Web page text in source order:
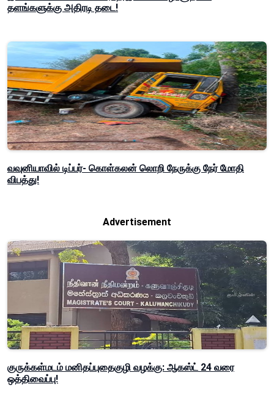
தளங்களுக்கு அதிரடி தடை!
வவுனியாவில் டிப்பர்- கொள்கலன் லொறி நேருக்கு நேர் மோதி
விபத்து!
Advertisement
குருக்கள்மடம் மனிதப்புதைகுழி வழக்கு: ஆகஸ்ட் 24 வரை
ஒத்திவைப்பு!